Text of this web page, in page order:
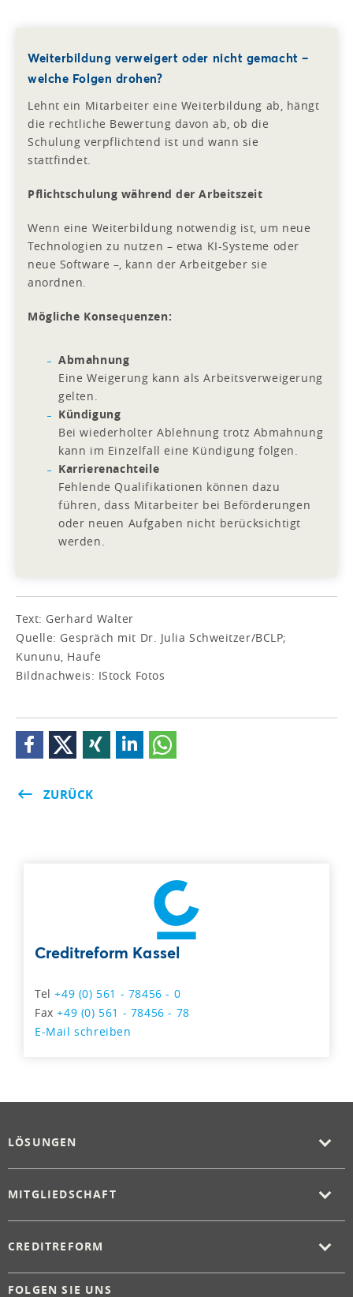
Weiterbildung verweigert oder nicht gemacht –
welche Folgen drohen?
Lehnt ein Mitarbeiter eine Weiterbildung ab, hängt
die rechtliche Bewertung davon ab, ob die
Schulung verpflichtend ist und wann sie
stattfindet.
Pflichtschulung während der Arbeitszeit
Wenn eine Weiterbildung notwendig ist, um neue
Technologien zu nutzen – etwa KI-Systeme oder
neue Software –, kann der Arbeitgeber sie
anordnen.
Mögliche Konsequenzen:
Abmahnung
Eine Weigerung kann als Arbeitsverweigerung
gelten.
Kündigung
Bei wiederholter Ablehnung trotz Abmahnung
kann im Einzelfall eine Kündigung folgen.
Karrierenachteile
Fehlende Qualifikationen können dazu
führen, dass Mitarbeiter bei Beförderungen
oder neuen Aufgaben nicht berücksichtigt
werden.
Text: Gerhard Walter
Quelle: Gespräch mit Dr. Julia Schweitzer/BCLP;
Kununu, Haufe
Bildnachweis: IStock Fotos
ZURÜCK
Creditreform Kassel
Tel+49 (0) 561 - 78456 - 0
Fax+49 (0) 561 - 78456 - 78
E-Mail schreiben
LÖSUNGEN
MITGLIEDSCHAFT
CREDITREFORM
FOLGEN SIE UNS